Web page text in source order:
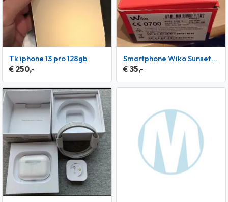
Tk iphone 13 pro 128gb
€ 250,-
smartphone Wiko Sunset 2 in orginele verpakking
€ 35,-